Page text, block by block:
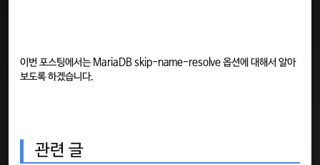
이번 포스팅에서는 MariaDB skip-name-resolve 옵션에 대해서 알아
보도록 하겠습니다.
관련 글